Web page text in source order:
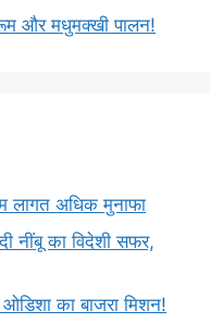
और मधुमक्खी पालन!
लागत अधिक मुनाफा
नींबू का विदेशी सफर,
का बाजरा मिशन!